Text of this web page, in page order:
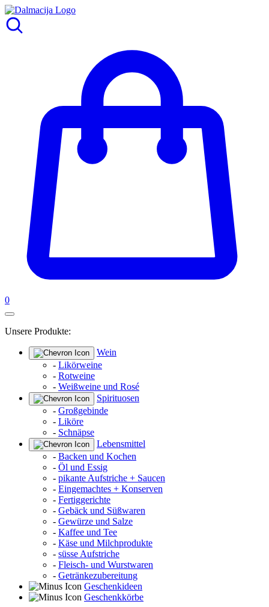
0
Unsere Produkte:
Wein
- Likörweine
- Rotweine
- Weißweine und Rosé
Spirituosen
- Großgebinde
- Liköre
- Schnäpse
Lebensmittel
- Backen und Kochen
- Öl und Essig
- pikante Aufstriche + Saucen
- Eingemachtes + Konserven
- Fertiggerichte
- Gebäck und Süßwaren
- Gewürze und Salze
- Kaffee und Tee
- Käse und Milchprodukte
- süsse Aufstriche
- Fleisch- und Wurstwaren
- Getränkezubereitung
Geschenkideen
Geschenkkörbe